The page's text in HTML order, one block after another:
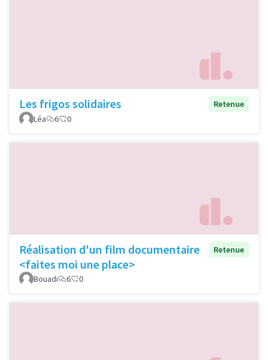
Les frigos solidaires
Retenue
Léa
6 0
Réalisation d'un film documentaire
<faites moi une place>
Retenue
Bouadi 6 0